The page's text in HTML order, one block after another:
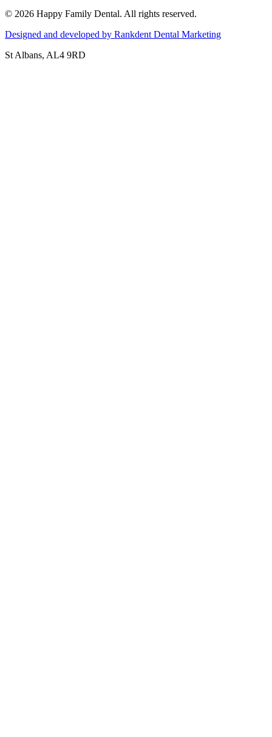
© 2026 Happy Family Dental. All rights reserved.
Designed and developed by Rankdent Dental Marketing
St Albans, AL4 9RD